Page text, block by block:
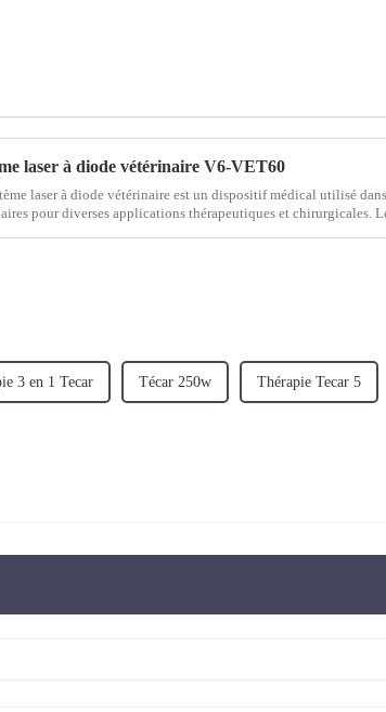
laser à diode vétérinaire V6-VET60
laser à diode vétérinaire est un dispositif médical utilisé
pour diverses applications thérapeutiques et chirurgicales. Les lasers à diode
3 en 1 Tecar Técar 250w Thérapie Tecar 5